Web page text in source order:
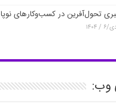
تحول‌آفرین در کسب‌وکارهای نوپا
۶ / ۱۴۰۴
وب: